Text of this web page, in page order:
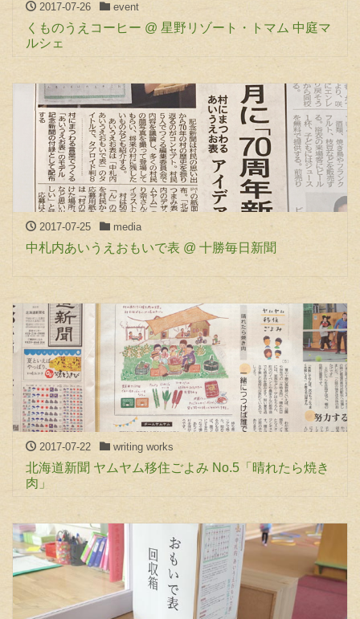
2017-07-26 event
くものうえコーヒー @ 星野リゾート・トマム 中庭マ
ルシェ
2017-07-25 media
中札内あいうえおもいで表 @ 十勝毎日新聞
2017-07-22 writing works
北海道新聞 ヤムヤム移住ごよみ No.5「晴れたら焼き
肉」